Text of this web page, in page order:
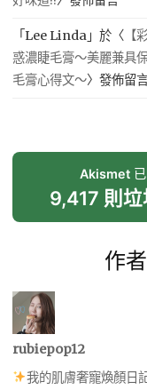
「Lee Linda 」於〈 【
惑濃睫毛膏～美麗兼具
毛膏心得文～〉發佈留
Akismet
9,417 則
作者
rubiepop12
我的肌膚奢寵煥顏日